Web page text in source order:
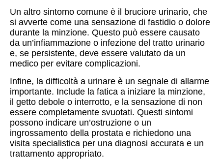
Un altro sintomo comune è il bruciore urinario, che
si avverte come una sensazione di fastidio o dolore
durante la minzione. Questo può essere causato
da un’infiammazione o infezione del tratto urinario
e, se persistente, deve essere valutato da un
medico per evitare complicazioni.
Infine, la difficoltà a urinare è un segnale di allarme
importante. Include la fatica a iniziare la minzione,
il getto debole o interrotto, e la sensazione di non
essere completamente svuotati. Questi sintomi
possono indicare un’ostruzione o un
ingrossamento della prostata e richiedono una
visita specialistica per una diagnosi accurata e un
trattamento appropriato.